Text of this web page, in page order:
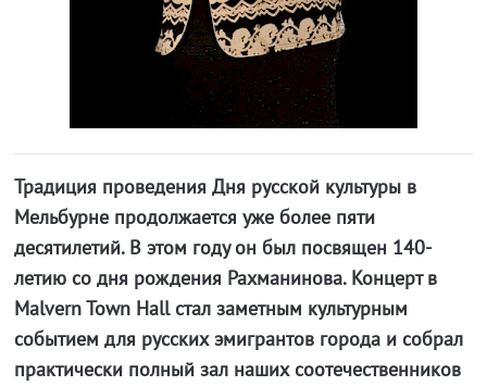
Традиция проведения Дня русской культуры в
Мельбурне продолжается уже более пяти
десятилетий. В этом году он был посвящен 140-
летию со дня рождения Рахманинова. Концерт в
Malvern Town Hall стал заметным культурным
событием для русских эмигрантов города и собрал
практически полный зал наших соотечественников